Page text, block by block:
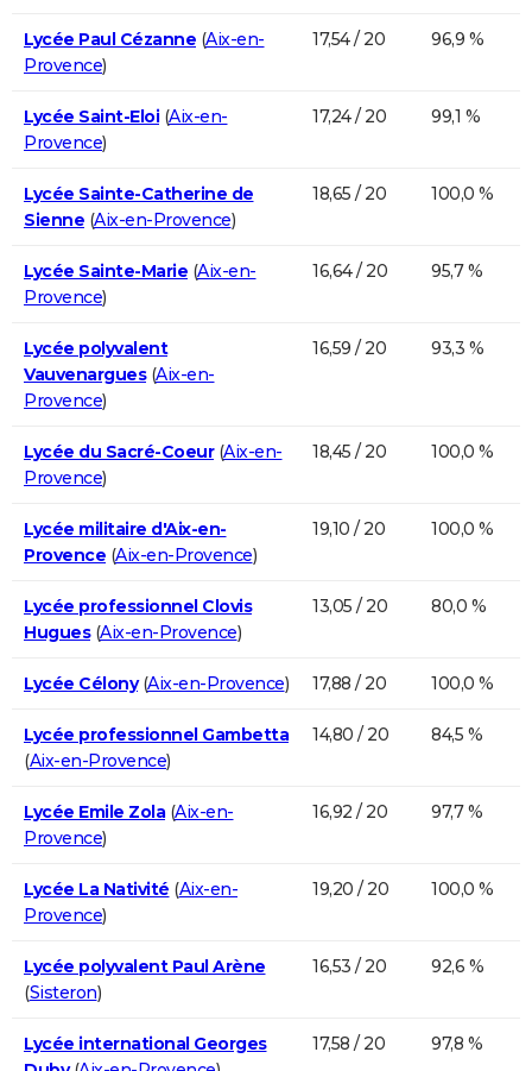
Lycée Paul Cézanne (Aix-en-
Provence)
17,54 / 20 96,9 %
Lycée Saint-Eloi(Aix-en-
Provence)
17,24 / 20 99,1 %
Lycée Sainte-Catherine de
Sienne (Aix-en-Provence)
18,65 / 20 100,0 %
Lycée Sainte-Marie (Aix-en-
Provence)
16,64 / 20 95,7 %
Lycée polyvalent
Vauvenargues(Aix-en-
Provence)
16,59 / 20 93,3 %
Lycée du Sacré-Coeur(Aix-en-
Provence)
18,45 / 20 100,0 %
Lycée militaire d'Aix-en-
Provence (Aix-en-Provence)
19,10 / 20 100,0 %
Lycée professionnel Clovis
Hugues(Aix-en-Provence)
13,05 / 20 80,0 %
Lycée Célony(Aix-en-Provence) 17,88 / 20 100,0 %
Lycée professionnel Gambetta
(Aix-en-Provence)
14,80 / 20 84,5 %
Lycée Emile Zola(Aix-en-
Provence)
16,92 / 20 97,7 %
Lycée La Nativité (Aix-en-
Provence)
19,20 / 20 100,0 %
Lycée polyvalent Paul Arène
(Sisteron)
16,53 / 20 92,6 %
Lycée international Georges
17,58 / 20 97,8 %